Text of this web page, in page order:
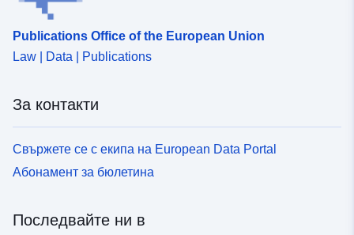
Publications Office of the European Union
Law | Data | Publications
За контакти
Свържете се с екипа на European Data Portal
Абонамент за бюлетина
Последвайте ни в